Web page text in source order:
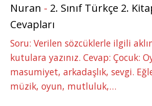
Nuran - 2. Sınıf Türkçe 2.
Cevapları
Soru: Verilen sözcüklerle ilgili
kutulara yazınız. Cevap: Çocuk:
masumiyet, arkadaşlık, sevgi.
müzik, oyun, mutluluk,…